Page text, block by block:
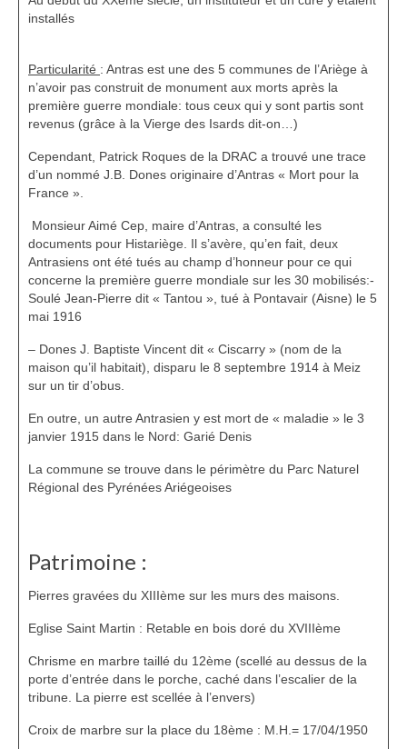
installés
Particularité : Antras est une des 5 communes de l’Ariège à
n’avoir pas construit de monument aux morts après la
première guerre mondiale: tous ceux qui y sont partis sont
revenus (grâce à la Vierge des Isards dit-on…)
Cependant, Patrick Roques de la DRAC a trouvé une trace
d’un nommé J.B. Dones originaire d’Antras « Mort pour la
France ».
Monsieur Aimé Cep, maire d’Antras, a consulté les
documents pour Histariège. Il s’avère, qu’en fait, deux
Antrasiens ont été tués au champ d’honneur pour ce qui
concerne la première guerre mondiale sur les 30 mobilisés:-
Soulé Jean-Pierre dit « Tantou », tué à Pontavair (Aisne) le 5
mai 1916
– Dones J. Baptiste Vincent dit « Ciscarry » (nom de la
maison qu’il habitait), disparu le 8 septembre 1914 à Meiz
sur un tir d’obus.
En outre, un autre Antrasien y est mort de « maladie » le 3
janvier 1915 dans le Nord: Garié Denis
La commune se trouve dans le périmètre du Parc Naturel
Régional des Pyrénées Ariégeoises
Patrimoine :
Pierres gravées du XIIIème sur les murs des maisons.
Eglise Saint Martin : Retable en bois doré du XVIIIème
Chrisme en marbre taillé du 12ème (scellé au dessus de la
porte d’entrée dans le porche, caché dans l’escalier de la
tribune. La pierre est scellée à l’envers)
Croix de marbre sur la place du 18ème : M.H.= 17/04/1950